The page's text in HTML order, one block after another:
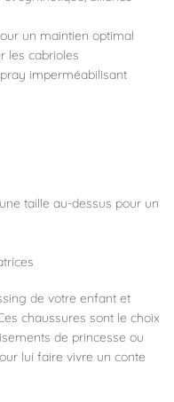
un maintien optimal
les cabrioles
imperméabilisant
taille au-dessus pour un
de votre enfant et
chaussures sont le choix
de princesse ou
lui faire vivre un conte